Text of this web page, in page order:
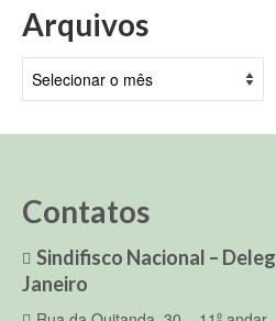
Arquivos
Contatos
Sindifisco Nacional –
Janeiro